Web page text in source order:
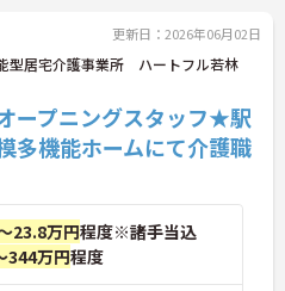
更新日：2026年06月02日
型居宅介護事業所 ハートフル若林
ープニングスタッフ★駅
多機能ホームにて介護職
23.8万円程度※諸手当込
344万円程度